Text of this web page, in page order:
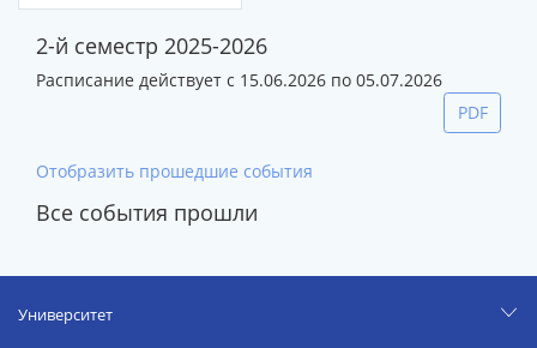
2-й семестр 2025-2026
Расписание действует с 15.06.2026 по 05.07.2026
PDF
Отобразить прошедшие события
Все события прошли
Университет